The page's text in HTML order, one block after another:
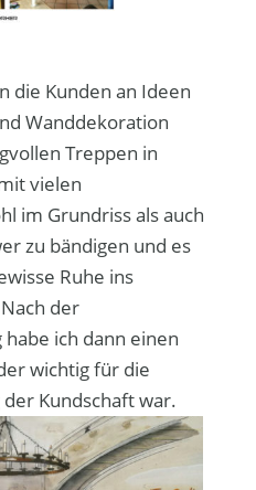
die Kunden an Ideen
Wanddekoration
Treppen in
vielen
im Grundriss als auch
zu bändigen und es
Ruhe ins
der
ich dann einen
wichtig für die
Kundschaft war.